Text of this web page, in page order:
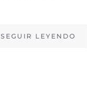
SEGUIR LEYENDO